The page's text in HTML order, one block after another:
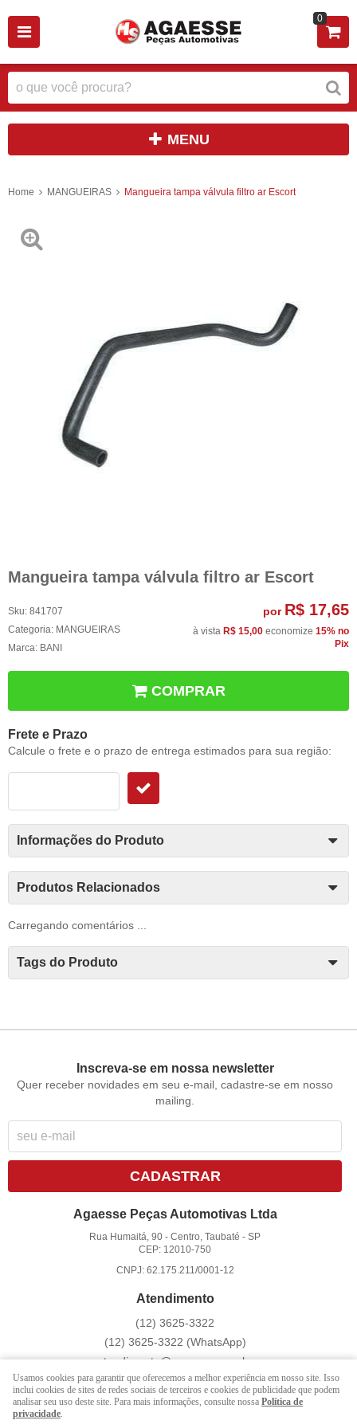
0
MENU
Home MANGUEIRAS Mangueira tampa válvula filtro ar Escort
Mangueira tampa válvula filtro ar Escort
Sku: 841707
Categoria: MANGUEIRAS
Marca: BANI
por R$ 17,65
à vista R$ 15,00 economize 15% no
Pix
COMPRAR
Frete e Prazo
Calcule o frete e o prazo de entrega estimados para sua região:
Informações do Produto
Produtos Relacionados
Carregando comentários ...
Tags do Produto
Inscreva-se em nossa newsletter
Quer receber novidades em seu e-mail, cadastre-se em nosso
mailing.
CADASTRAR
Agaesse Peças Automotivas Ltda
Rua Humaitá, 90 -Centro, Taubaté -SP
CEP: 12010-750
CNPJ: 62.175.211/0001-12
Atendimento
(12) 3625-3322
(12) 3625-3322 (WhatsApp)
atendimento@agaesse.com.br
LOJA VIRTUAL CRIADA POR
Usamos cookies para garantir que oferecemos a melhor experiência em nosso site. Isso
inclui cookies de sites de redes sociais de terceiros e cookies de publicidade que podem
analisar seu uso deste site. Para mais informações, consulte nossa Política de
privacidade.